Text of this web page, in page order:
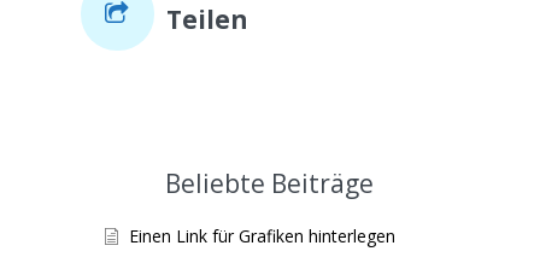
Teilen
Beliebte Beiträge
Einen Link für Grafiken hinterlegen